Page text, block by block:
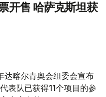
开售 哈萨克斯坦获
达喀尔青奥会组委会宣布
表队已获得11个项目的参